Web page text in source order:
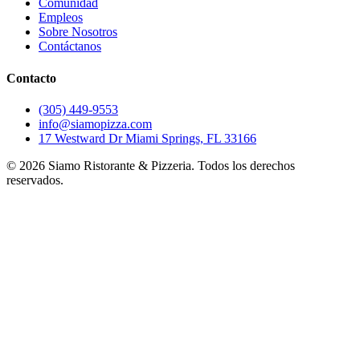
Comunidad
Empleos
Sobre Nosotros
Contáctanos
Contacto
(305) 449-9553
info@siamopizza.com
17 Westward Dr Miami Springs, FL 33166
© 2026 Siamo Ristorante & Pizzeria. Todos los derechos
reservados.